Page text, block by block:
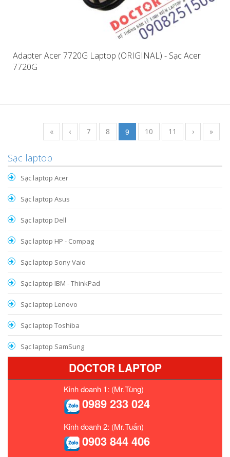
Adapter Acer 7720G Laptop (ORIGINAL) - Sạc Acer
7720G
« ‹ 7 8 9 10 11 › »
Sạc laptop
Sạc laptop Acer
Sạc laptop Asus
Sạc laptop Dell
Sạc laptop HP - Compag
Sạc laptop Sony Vaio
Sạc laptop IBM - ThinkPad
Sạc laptop Lenovo
Sạc laptop Toshiba
Sạc laptop SamSung
DOCTOR LAPTOP
Kinh doanh 1: (Mr.Tùng)
0989 233 024
Kinh doanh 2: (Mr.Tuấn)
0903 844 406